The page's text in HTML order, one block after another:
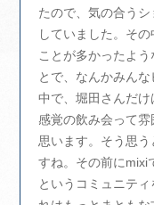
たので、気の合う
していました。そ
ことが多かったよ
とで、なんかみん
中で、堀田さんだ
感覚の飲み会って
思います。そう思
すね。その前にmixi
というコミュニテ